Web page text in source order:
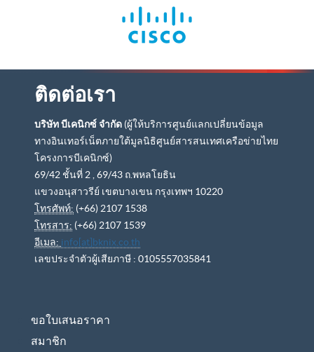
ติดต่อเรา
บริษัท บีเคนิกซ์ จำกัด (ผู้ให้บริการศูนย์แลกเปลี่ยนข้อมูล
ทางอินเทอร์เน็ตภายใต้มูลนิธิศูนย์สารสนเทศเครือข่ายไทย
โครงการบีเคนิกซ์)
69/42 ชั้นที่ 2 , 69/43 ถ.พหลโยธิน
แขวงอนุสาวรีย์ เขตบางเขน กรุงเทพฯ 10220
โทรศัพท์: (+66) 2107 1538
โทรสาร: (+66) 2107 1539
อีเมล: info[at]bknix.co.th
เลขประจำตัวผู้เสียภาษี : 0105557035841
ขอใบเสนอราคา
สมาชิก